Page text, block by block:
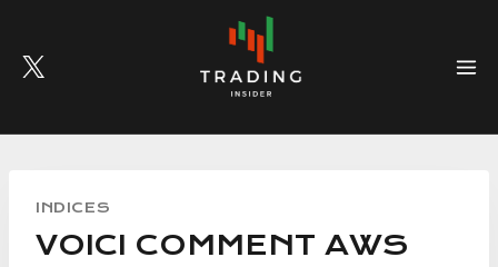
content
INDICES
VOICI COMMENT AWS